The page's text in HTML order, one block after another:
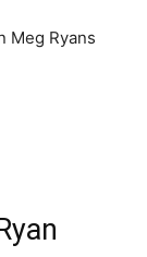
Meg Ryans